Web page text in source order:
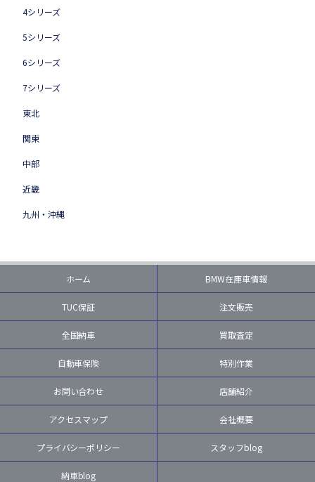
4シリーズ
5シリーズ
6シリーズ
7シリーズ
東北
関東
中部
近畿
九州・沖縄
ホーム BMW在庫車情報
TUC保証 注文販売
全国納車 買取査定
自動車保険 特別作業
お問い合わせ 店舗紹介
アクセスマップ 会社概要
プライバシーポリシー スタッフblog
納車blog